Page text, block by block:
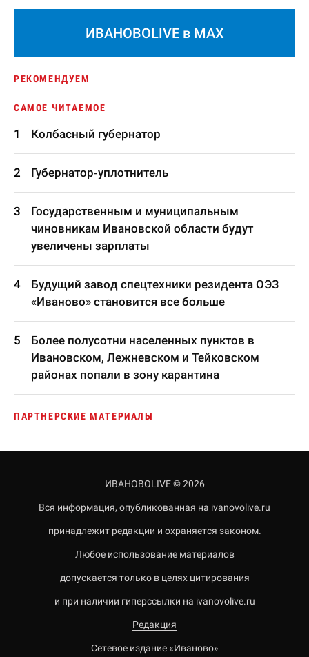
ИВАНОВОLIVE в MAX
РЕКОМЕНДУЕМ
САМОЕ ЧИТАЕМОЕ
Колбасный губернатор
Губернатор-уплотнитель
Государственным и муниципальным
чиновникам Ивановской области будут
увеличены зарплаты
Будущий завод спецтехники резидента ОЭЗ
«Иваново» становится все больше
Более полусотни населенных пунктов в
Ивановском, Лежневском и Тейковском
районах попали в зону карантина
ПАРТНЕРСКИЕ МАТЕРИАЛЫ
ИВАНОВОLIVE © 2026
Вся информация, опубликованная на ivanovolive.ru
принадлежит редакции и охраняется законом.
Любое использование материалов
допускается только в целях цитирования
и при наличии гиперссылки на ivanovolive.ru
Редакция
Сетевое издание «Иваново»